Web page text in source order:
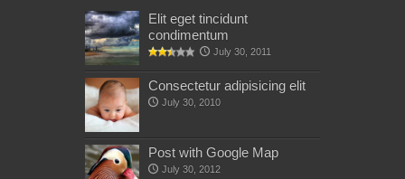
Elit eget tincidunt
condimentum
July 30, 2011
Consectetur adipisicing elit
July 30, 2010
Post with Google Map
July 30, 2012